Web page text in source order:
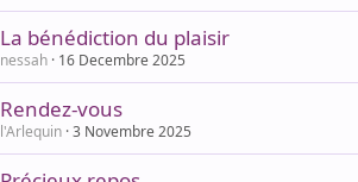
La bénédiction du plaisir
nessah 16 Decembre 2025
Rendez-vous
l'Arlequin 3 Novembre 2025